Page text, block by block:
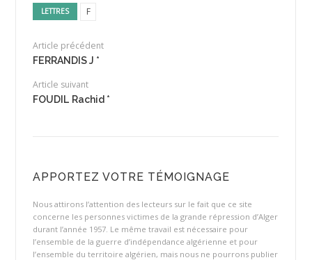
LETTRES F
Article précédent
FERRANDIS J *
Article suivant
FOUDIL Rachid *
APPORTEZ VOTRE TÉMOIGNAGE
Nous attirons l’attention des lecteurs sur le fait que ce site
concerne les personnes victimes de la grande répression d’Alger
durant l’année 1957. Le même travail est nécessaire pour
l’ensemble de la guerre d’indépendance algérienne et pour
l’ensemble du territoire algérien, mais nous ne pourrons publier